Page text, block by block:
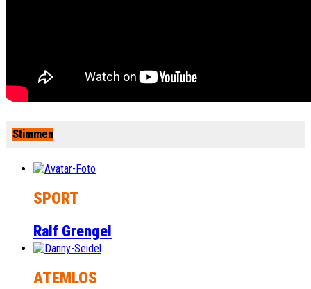
Stimmen
SPORT
Ralf Grengel
ATEMLOS